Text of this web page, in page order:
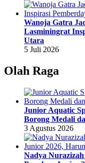
Wanoja Gatra
Lasminingrat
Utara
5 Juli 2026
Olah Raga
Junior Aquatic
Borong Medali
3 Agustus 2026
Nadya